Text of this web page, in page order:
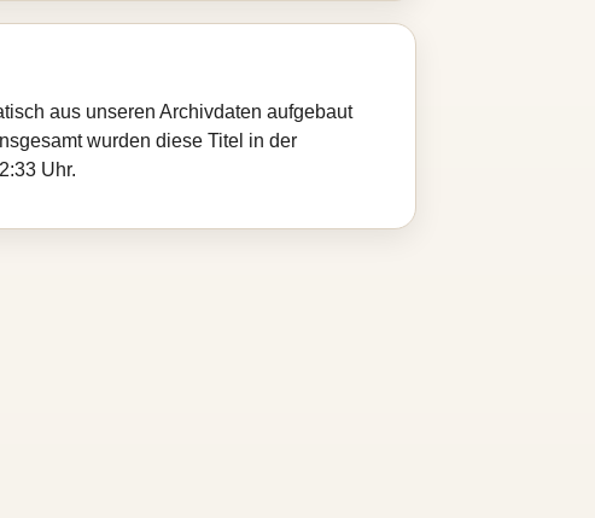
aus unseren Archivdaten aufgebaut
wurden diese Titel in der
Uhr.